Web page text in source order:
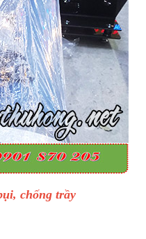
chống trầy